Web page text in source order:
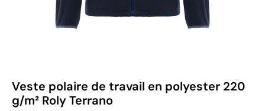
Veste polaire de travail en polyester 220
g/m² Roly Terrano